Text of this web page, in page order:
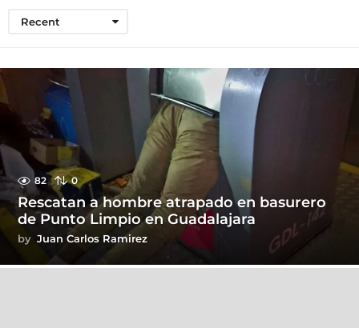
Recent
82 0
Rescatan a hombre atrapado en basurero
de Punto Limpio en Guadalajara
by Juan Carlos Ramirez